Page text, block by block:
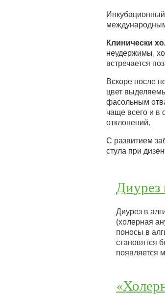
Клинически
неудержимы,
встречается
Вскоре после
цвет
фасольным
чаще всего и в
отклонений.
С развитием
стула при
Диурез
Диурез в
(холерная
поносы в
становятся
появляется